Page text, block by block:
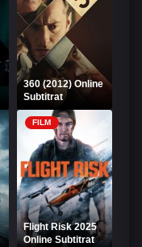
360 (2012) Online
Subtitrat
FILM
Flight Risk 2025
Online Subtitrat